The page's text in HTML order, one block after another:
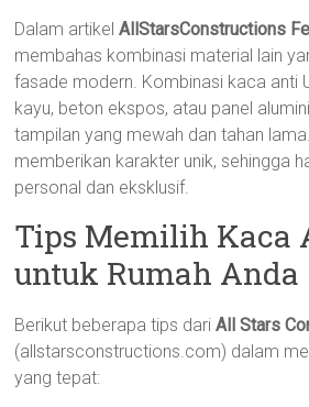
Dalam artikelAllStarsConstructions
membahas kombinasi material lain
fasade modern. Kombinasi kaca anti
kayu, beton ekspos, atau panel
tampilan yang mewah dan tahan
memberikan karakter unik, sehingga
personal dan eksklusif.
Tips Memilih Kaca
untuk Rumah Anda
Berikut beberapa tips dariAll Stars
(allstarsconstructions.com) dalam
yang tepat: